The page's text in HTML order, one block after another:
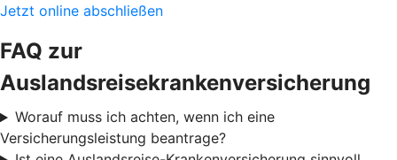
Jetzt online abschließen
FAQ zur
Auslandsreisekrankenversicherung
Worauf muss ich achten, wenn ich eine
Versicherungsleistung beantrage?